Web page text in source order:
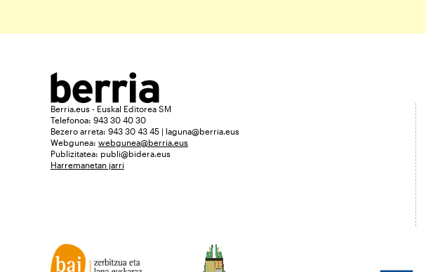
Berria.eus - Euskal Editorea SM
Telefonoa: 943 30 40 30
Bezero arreta: 943 30 43 45 | laguna@berria.eus
Webgunea: webgunea@berria.eus
Publizitatea: publi@bidera.eus
Harremanetan jarri